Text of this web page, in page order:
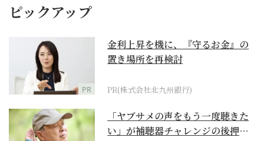
ピックアップ
PR
金利上昇を機に、『守るお金』の
置き場所を再検討
PR(株式会社北九州銀行)
「ヤブサメの声をもう一度聴きた
い」が補聴器チャレンジの後押し